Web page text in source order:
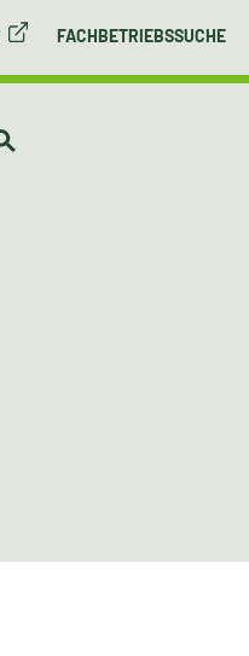
FACHBETRIEBSSUCHE